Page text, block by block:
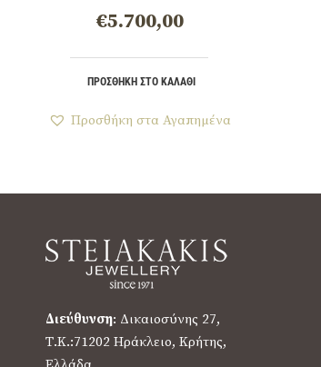
€5.700,00
ΠΡΟΣΘΉΚΗ ΣΤΟ ΚΑΛΆΘΙ
Προσθήκη στα Αγαπημένα
Διεύθυνση: Δικαιοσύνης 27,
Τ.Κ.:71202 Ηράκλειο, Κρήτης,